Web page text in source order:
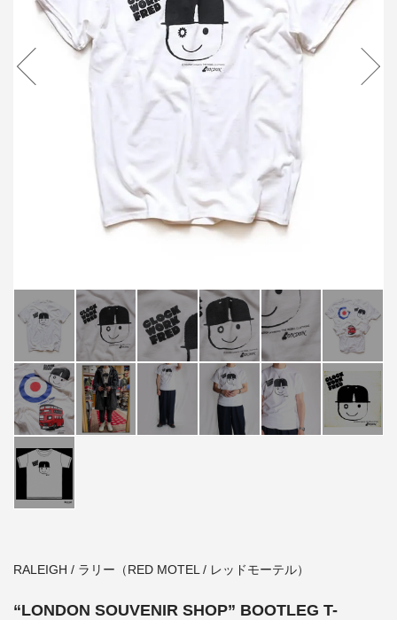
RALEIGH / ラリー（RED MOTEL / レッドモーテル）
“LONDON SOUVENIR SHOP” BOOTLEG T-